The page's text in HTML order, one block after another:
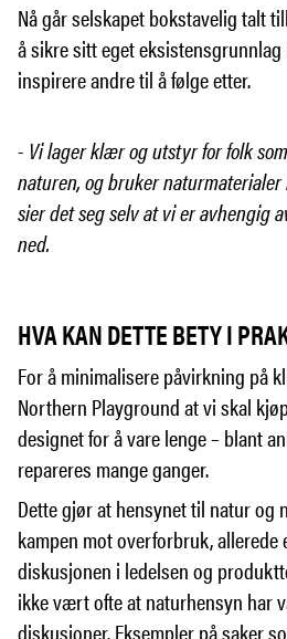
Nå går selskapet bokstavelig talt
å sikre sitt eget
inspirere andre til å følge etter.
- Vi lager klær og utstyr for folk
naturen, og bruker
sier det seg selv at vi er avhengig
ned.
HVA KAN DETTE BETY I
For å minimalisere påvirkning på
Northern Playground at vi skal
designet for å vare lenge – blant
repareres mange ganger.
Dette gjør at hensynet til natur og
kampen mot overforbruk, allerede
diskusjonen i ledelsen og
ikke vært ofte at naturhensyn har
diskusjoner. Eksempler på saker